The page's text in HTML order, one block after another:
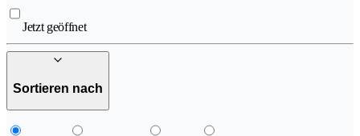
Jetzt geöffnet
Sortieren nach